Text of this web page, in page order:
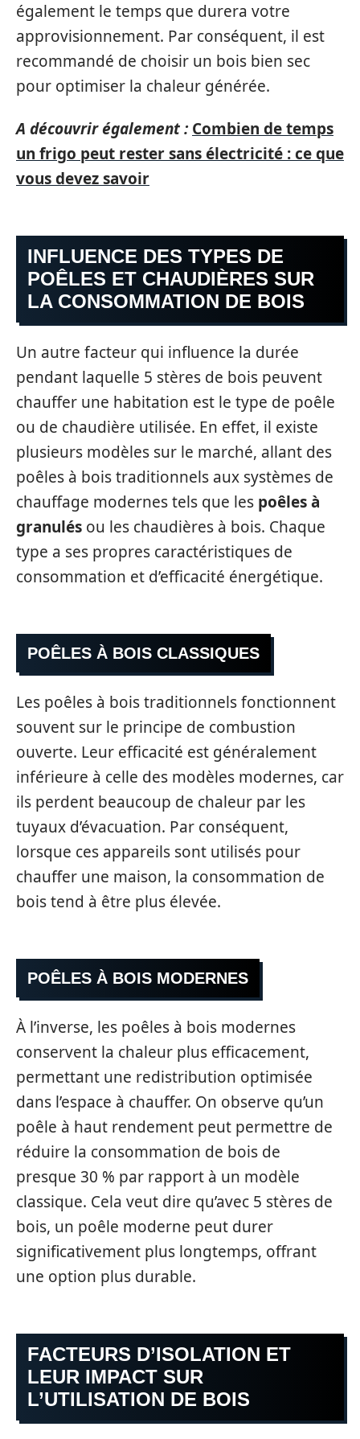
également le temps que durera votre
approvisionnement. Par conséquent, il est
recommandé de choisir un bois bien sec
pour optimiser la chaleur générée.
A découvrir également : Combien de temps
un frigo peut rester sans électricité : ce que
vous devez savoir
INFLUENCE DES TYPES DE
POÊLES ET CHAUDIÈRES SUR
LA CONSOMMATION DE BOIS
Un autre facteur qui influence la durée
pendant laquelle 5 stères de bois peuvent
chauffer une habitation est le type de poêle
ou de chaudière utilisée. En effet, il existe
plusieurs modèles sur le marché, allant des
poêles à bois traditionnels aux systèmes de
chauffage modernes tels que les poêles à
granulés ou les chaudières à bois. Chaque
type a ses propres caractéristiques de
consommation et d’efficacité énergétique.
POÊLES À BOIS CLASSIQUES
Les poêles à bois traditionnels fonctionnent
souvent sur le principe de combustion
ouverte. Leur efficacité est généralement
inférieure à celle des modèles modernes, car
ils perdent beaucoup de chaleur par les
tuyaux d’évacuation. Par conséquent,
lorsque ces appareils sont utilisés pour
chauffer une maison, la consommation de
bois tend à être plus élevée.
POÊLES À BOIS MODERNES
À l’inverse, les poêles à bois modernes
conservent la chaleur plus efficacement,
permettant une redistribution optimisée
dans l’espace à chauffer. On observe qu’un
poêle à haut rendement peut permettre de
réduire la consommation de bois de
presque 30 % par rapport à un modèle
classique. Cela veut dire qu’avec 5 stères de
bois, un poêle moderne peut durer
significativement plus longtemps, offrant
une option plus durable.
FACTEURS D’ISOLATION ET
LEUR IMPACT SUR
L’UTILISATION DE BOIS